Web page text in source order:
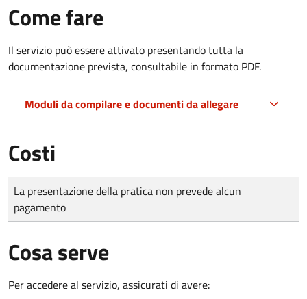
Come fare
Il servizio può essere attivato presentando tutta la
documentazione prevista, consultabile in formato PDF.
Moduli da compilare e documenti da allegare
Costi
Tipo di pagamento
Importo
La presentazione della pratica non prevede alcun
pagamento
Cosa serve
Per accedere al servizio, assicurati di avere: